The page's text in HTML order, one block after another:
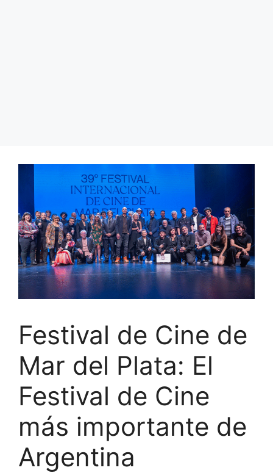
Festival de Cine de
Mar del Plata: El
Festival de Cine
más importante de
Argentina